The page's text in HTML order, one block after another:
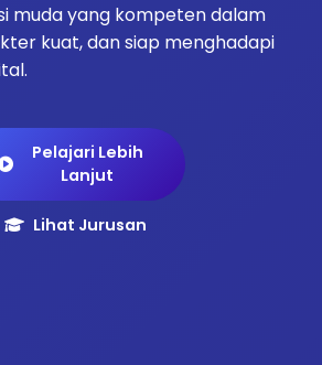
muda yang kompeten dalam
kuat, dan siap menghadapi
Pelajari Lebih
Lanjut
Lihat Jurusan